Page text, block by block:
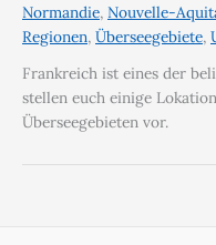
Normandie, Nouvelle-
Regionen, Überseegebiete,
Frankreich ist eines der
stellen euch einige
Überseegebieten vor.